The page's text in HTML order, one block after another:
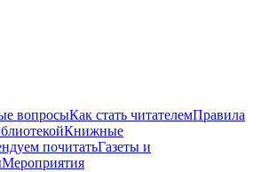
вопросыКак стать читателемПравила
Книжные
почитатьГазеты и
Мероприятия